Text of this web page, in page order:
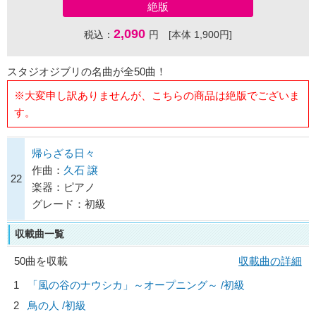
絶版
税込： 2,090 円 [本体 1,900円]
スタジオジブリの名曲が全50曲！
※大変申し訳ありませんが、こちらの商品は絶版でございま
す。
22
帰らざる日々
作曲： 久石 譲
楽器：ピアノ
グレード：初級
収載曲一覧
50曲を収載
収載曲の詳細
1
「風の谷のナウシカ」～オープニング～ /初級
2
鳥の人 /初級